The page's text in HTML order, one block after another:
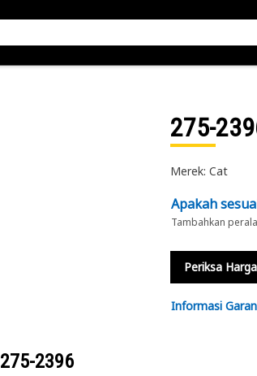
275-
Merek: Cat
Apakah
Tambahkan
Periksa Harga
Informasi
275-2396